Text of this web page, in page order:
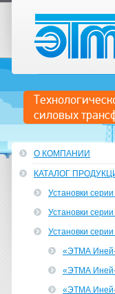
силовых
О КОМПАНИИ
КАТАЛОГ
Установки
Установки
Установки
«ЭТМА
«ЭТМА
«ЭТМА